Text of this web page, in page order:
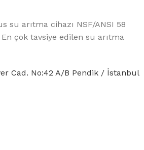
su arıtma cihazı NSF/ANSI 58
çok tavsiye edilen su arıtma
Cad. No:42 A/B Pendik / İstanbul